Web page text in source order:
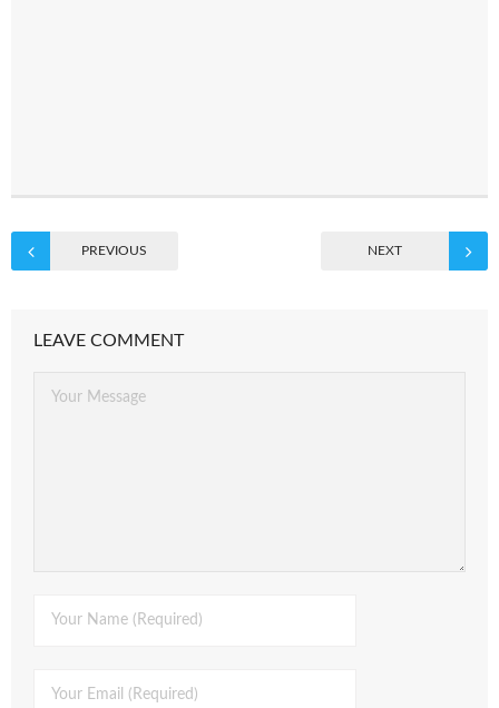
PREVIOUS NEXT
LEAVE COMMENT